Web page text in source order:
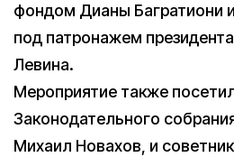
фондом Дианы Багратиони
под патронажем
Левина.
Мероприятие также
Законодательного
Михаил Новахов, и